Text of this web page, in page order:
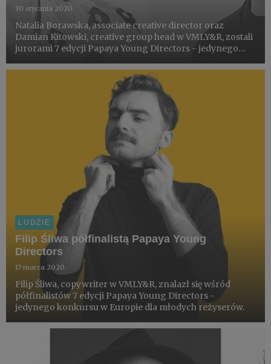
30 stycznia 2020
Natalia Borawska, associate creative director oraz
Damian Kitowski, creative group head w VMLY&R, zostali
jurorami 7 edycji Papaya Young Directors - jedynego
umożliwiającego bezpośrednie wejście do zawodu w
LUDZIE
Filip Śliwa półfinalistą Papaya Young
Directors
17 marca 2020
Filip Śliwa, copywriter w VMLY&R, znalazł się wśród
półfinalistów 7 edycji Papaya Young Directors -
jedynego konkursu w Europie dla młodych reżyserów.